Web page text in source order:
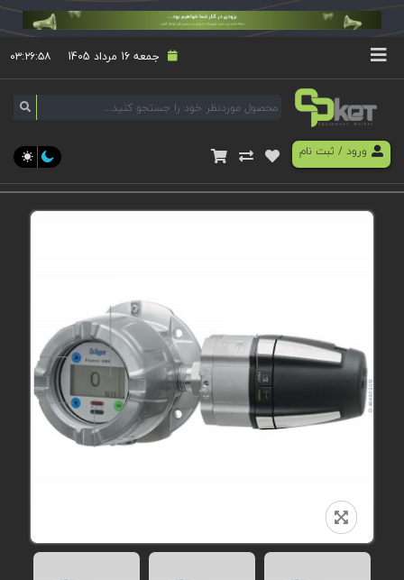
جمعه 16 مرداد 1405 ۰۳:۲۶:۵۸
ورود/ ثبت نام